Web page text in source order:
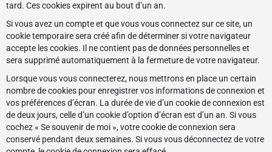
tard. Ces cookies expirent au bout d’un an.
Si vous avez un compte et que vous vous connectez sur ce site, un
cookie temporaire sera créé afin de déterminer si votre navigateur
accepte les cookies. Il ne contient pas de données personnelles et
sera supprimé automatiquement à la fermeture de votre navigateur.
Lorsque vous vous connecterez, nous mettrons en place un certain
nombre de cookies pour enregistrer vos informations de connexion et
vos préférences d’écran. La durée de vie d’un cookie de connexion est
de deux jours, celle d’un cookie d’option d’écran est d’un an. Si vous
cochez « Se souvenir de moi », votre cookie de connexion sera
conservé pendant deux semaines. Si vous vous déconnectez de votre